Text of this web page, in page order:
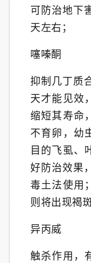
可防治地下
天左右；
噻嗪酮
抑制几丁质
天才能见效
缩短其寿命
不育卵，幼
目的飞虱、
好防治效果
毒土法使用
则将出现褐
异丙威
触杀作用，